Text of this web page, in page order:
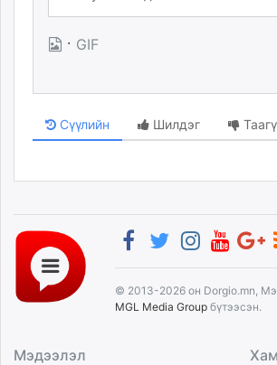
· GIF
Сүүлийн Шилдэг
© 2013-2026 он Dorgio.mn,
MGL Media Group бүтээсэн.
Мэдээлэл